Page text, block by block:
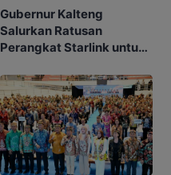
Gubernur Kalteng
Salurkan Ratusan
Perangkat Starlink untuk